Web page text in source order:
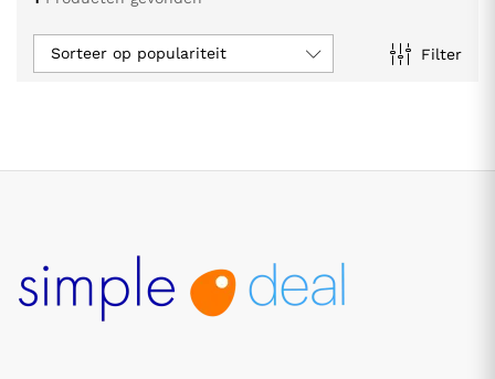
Filter
Sorteer op populariteit